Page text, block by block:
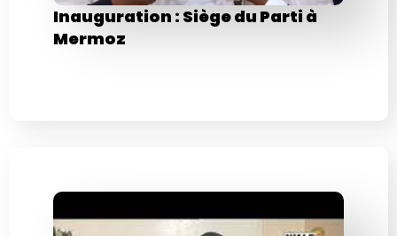
Inauguration : Siège du Parti à
Mermoz